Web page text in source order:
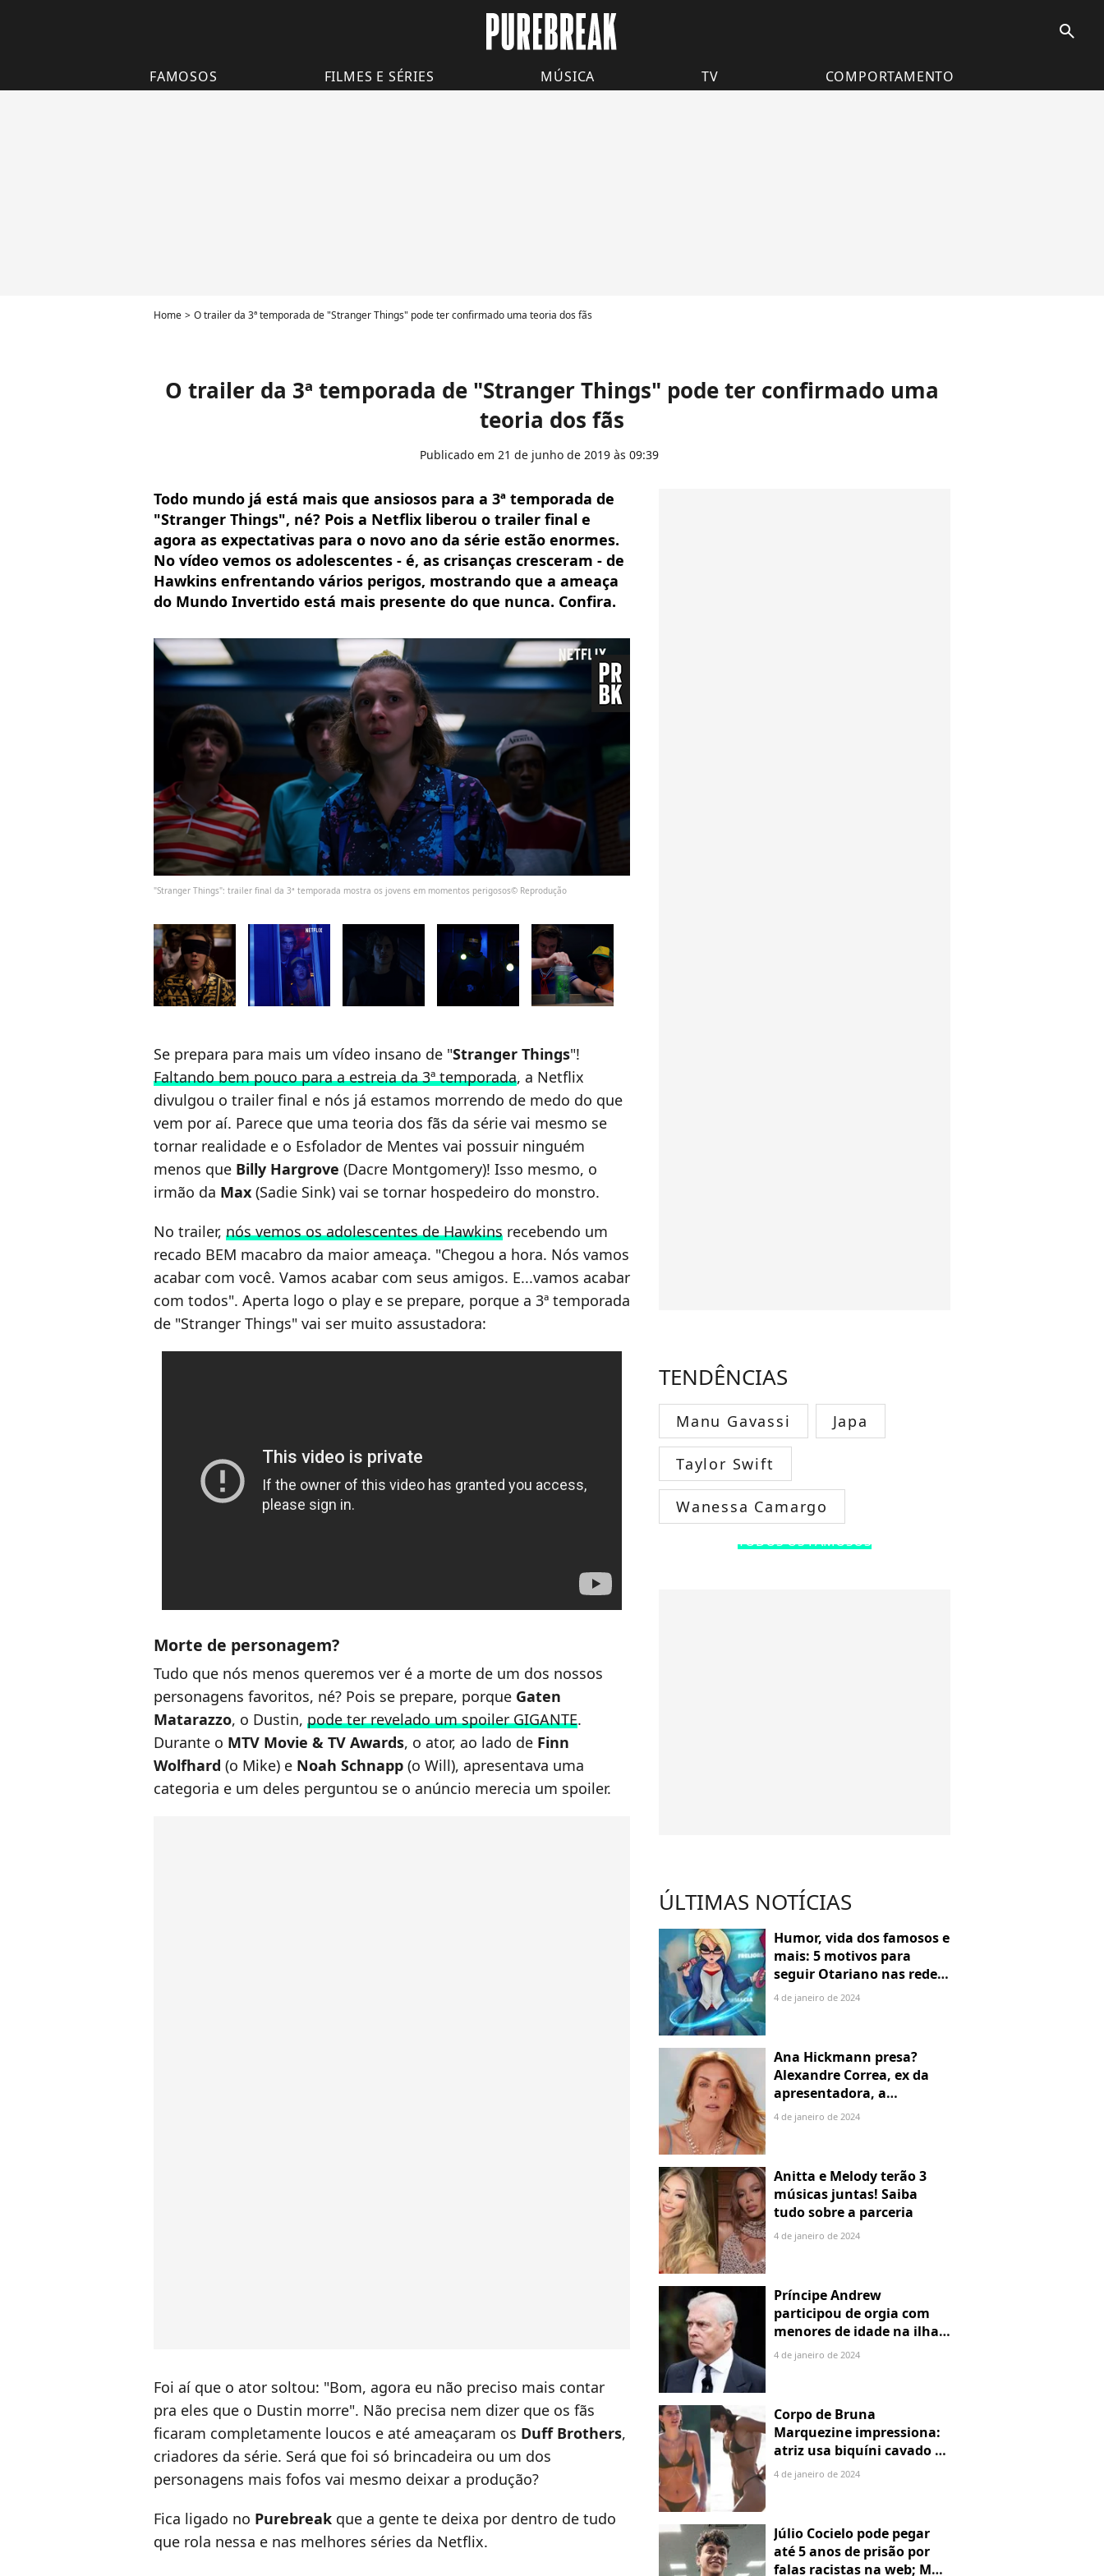
search
FAMOSOS FILMES E SÉRIES MÚSICA TV COMPORTAMENTO
Home O trailer da 3ª temporada de "Stranger Things" pode ter confirmado uma teoria dos fãs
O trailer da 3ª temporada de "Stranger Things" pode ter confirmado uma
teoria dos fãs
Publicado em 21 de junho de 2019 às 09:39
Todo mundo já está mais que ansiosos para a 3ª temporada de
"Stranger Things", né? Pois a Netflix liberou o trailer final e
agora as expectativas para o novo ano da série estão enormes.
No vídeo vemos os adolescentes - é, as crisanças cresceram - de
Hawkins enfrentando vários perigos, mostrando que a ameaça
do Mundo Invertido está mais presente do que nunca. Confira.
"Stranger Things": trailer final da 3ª temporada mostra os jovens em momentos perigosos© Reprodução
Se prepara para mais um vídeo insano de "Stranger Things"!
Faltando bem pouco para a estreia da 3ª temporada, a Netflix
divulgou o trailer final e nós já estamos morrendo de medo do que
vem por aí. Parece que uma teoria dos fãs da série vai mesmo se
tornar realidade e o Esfolador de Mentes vai possuir ninguém
menos que Billy Hargrove (Dacre Montgomery)! Isso mesmo, o
irmão da Max (Sadie Sink) vai se tornar hospedeiro do monstro.
No trailer, nós vemos os adolescentes de Hawkins recebendo um
recado BEM macabro da maior ameaça. "Chegou a hora. Nós vamos
acabar com você. Vamos acabar com seus amigos. E...vamos acabar
com todos". Aperta logo o play e se prepare, porque a 3ª temporada
de "Stranger Things" vai ser muito assustadora:
Morte de personagem?
Tudo que nós menos queremos ver é a morte de um dos nossos
personagens favoritos, né? Pois se prepare, porque Gaten
Matarazzo, o Dustin, pode ter revelado um spoiler GIGANTE.
Durante o MTV Movie & TV Awards, o ator, ao lado de Finn
Wolfhard (o Mike) e Noah Schnapp (o Will), apresentava uma
categoria e um deles perguntou se o anúncio merecia um spoiler.
Foi aí que o ator soltou: "Bom, agora eu não preciso mais contar
pra eles que o Dustin morre". Não precisa nem dizer que os fãs
ficaram completamente loucos e até ameaçaram os Duff Brothers,
criadores da série. Será que foi só brincadeira ou um dos
personagens mais fofos vai mesmo deixar a produção?
Fica ligado no Purebreak que a gente te deixa por dentro de tudo
que rola nessa e nas melhores séries da Netflix.
TENDÊNCIAS
Manu Gavassi Japa
Taylor Swift
Wanessa Camargo
TODOS OS FAMOSOS
ÚLTIMAS NOTÍCIAS
Humor, vida dos famosos e
mais: 5 motivos para
seguir Otariano nas redes
sociais
4 de janeiro de 2024
Ana Hickmann presa?
Alexandre Correa, ex da
apresentadora, a
denuncia por alienação
4 de janeiro de 2024
Anitta e Melody terão 3
músicas juntas! Saiba
tudo sobre a parceria
4 de janeiro de 2024
Príncipe Andrew
participou de orgia com
menores de idade na ilha
de Jeffrey Epstein, chefe de
4 de janeiro de 2024
Corpo de Bruna
Marquezine impressiona:
atriz usa biquíni cavado e
body chain ao chegar em
4 de janeiro de 2024
Júlio Cocielo pode pegar
até 5 anos de prisão por
falas racistas na web; MPF